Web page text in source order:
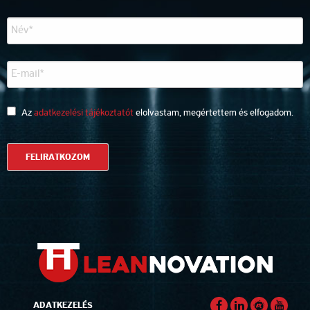
Az adatkezelési tájékoztatót elolvastam, megértettem és elfogadom.
ADATKEZELÉS